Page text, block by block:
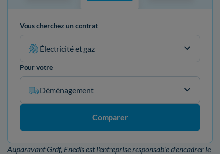
Vous cherchez un contrat
Électricité et gaz
Pour votre
Déménagement
Comparer
Auparavant Grdf, Enedis est l'entreprise responsable d'encadrer le